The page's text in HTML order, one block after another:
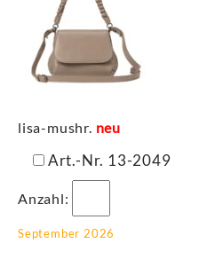
lisa-mushr. neu
Art.-Nr. 13-2049
Anzahl:
September 2026